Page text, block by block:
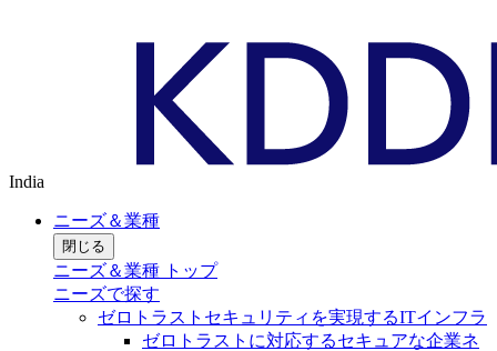
India
ニーズ＆業種
閉じる
ニーズ＆業種 トップ
ニーズで探す
ゼロトラストセキュリティを実現するITインフラ
ゼロトラストに対応するセキュアな企業ネ